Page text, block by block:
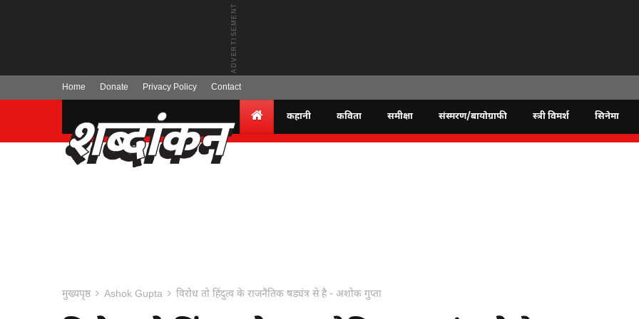
Home Donate Privacy Policy Contact
कहानी कविता समीक्षा संस्मरण/बायोग्राफी स्त्री विमर्श सिनेमा
मुख्यपृष्ठ Ashok Gupta विरोध तो हिंदुत्व के राजनैतिक षड्यंत्र से है - अशोक गुप्ता